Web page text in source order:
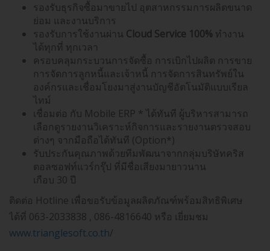
รองรับธุรกิจซื้อมาขายไป อุตสาหกรรมการผลิตขนาด
ย่อม และงานบริการ
รองรับการใช้งานผ่าน Cloud Service 100% ทำงาน
ได้ทุกที่ ทุกเวลา
ครอบคลุมกระบวนการจัดซื้อ การเบิกไปผลิต การขาย
การจัดการลูกหนี้และเจ้าหนี้ การจัดการสินทรัพย์ใน
องค์กรและเชื่อมโยงมาสู่งานบัญชีอัตโนมัติแบบเรียล
ไทม์
เชื่อมต่อ กับ Mobile ERP * ได้ทันที ผู้บริหารสามารถ
เลือกดูรายงานวิเคราะห์กิจการและรายงานตรวจสอบ
ต่างๆ จากมือถือได้ทันที (Option*)
รับประกันคุณภาพด้วยทีมพัฒนาจากกลุ่มบริษัทคริส
ตอลซอฟท์แวร์กรุ๊ป ที่มีชื่อเสียงมายาวนาน
เกือบ 30 ปี
ติดต่อ Hotline เพื่อขอรับข้อมูลผลิตภัณฑ์พร้อมสิทธิพิเศษ
ได้ที่ 063-2033838 , 086-4816640 หรือ เยี่ยมชม
www.trianglesoft.co.th/